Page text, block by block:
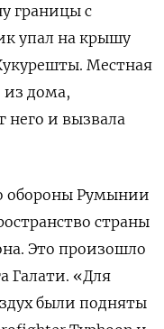
границы с
упал на крышу
Местная
дома,
него и вызвала
обороны Румынии
страны
Это произошло
Галати. «Для
были подняты